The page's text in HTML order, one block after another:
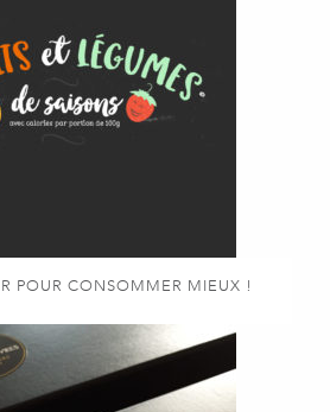
POUR CONSOMMER MIEUX !